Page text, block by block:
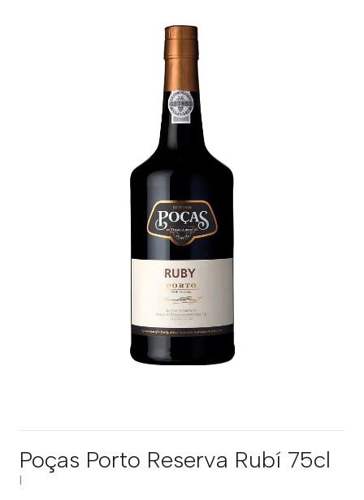
Poças Porto Reserva Rubí 75cl